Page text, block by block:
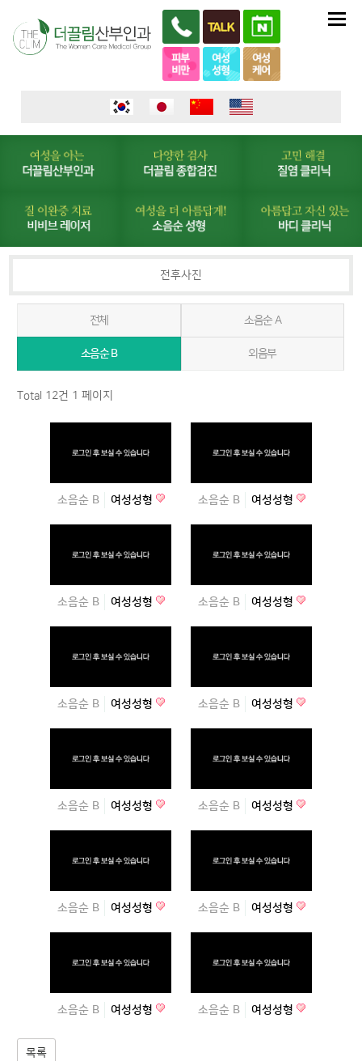
전후사진
전체 소음순 A
소음순 B 외음부
Total 12건 1 페이지
소음순 B 여성성형 소음순 B 여성성형
소음순 B 여성성형 소음순 B 여성성형
소음순 B 여성성형 소음순 B 여성성형
소음순 B 여성성형 소음순 B 여성성형
소음순 B 여성성형 소음순 B 여성성형
소음순 B 여성성형 소음순 B 여성성형
목록